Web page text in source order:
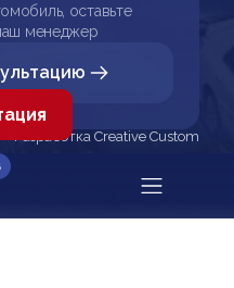
оставьте
менеджер
Разработка Creative Custom